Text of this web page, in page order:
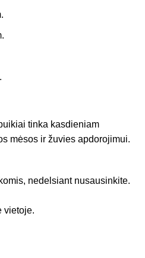
tinka kasdieniam
mėsos ir žuvies apdorojimui.
nedelsiant nusausinkite.
vietoje.